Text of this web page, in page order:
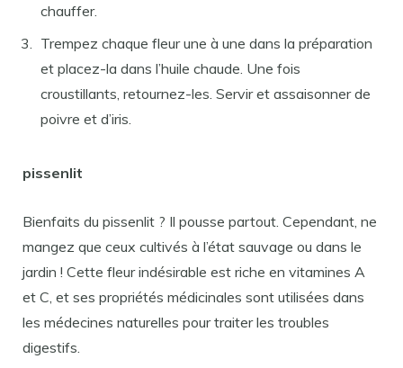
chauffer.
Trempez chaque fleur une à une dans la préparation
et placez-la dans l’huile chaude. Une fois
croustillants, retournez-les. Servir et assaisonner de
poivre et d’iris.
pissenlit
Bienfaits du pissenlit ? Il pousse partout. Cependant, ne
mangez que ceux cultivés à l’état sauvage ou dans le
jardin ! Cette fleur indésirable est riche en vitamines A
et C, et ses propriétés médicinales sont utilisées dans
les médecines naturelles pour traiter les troubles
digestifs.